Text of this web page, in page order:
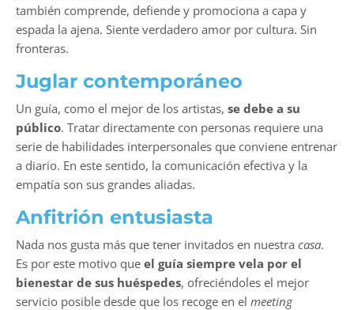
también comprende, defiende y promociona a capa y
espada la ajena. Siente verdadero amor por cultura. Sin
fronteras.
Juglar contemporáneo
Un guía, como el mejor de los artistas, se debe a su
público. Tratar directamente con personas requiere una
serie de habilidades interpersonales que conviene entrenar
a diario. En este sentido, la comunicación efectiva y la
empatía son sus grandes aliadas.
Anfitrión entusiasta
Nada nos gusta más que tener invitados en nuestra casa.
Es por este motivo que el guía siempre vela por el
bienestar de sus huéspedes, ofreciéndoles el mejor
servicio posible desde que los recoge en el meeting